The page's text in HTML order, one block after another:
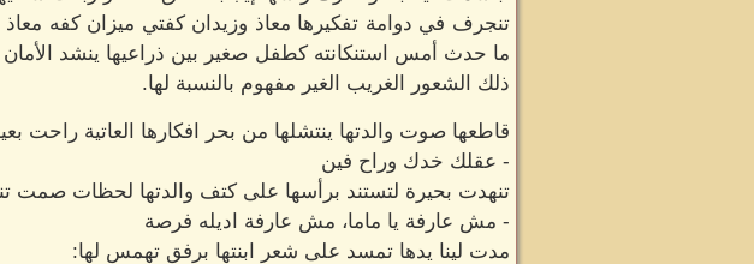
تنجرف في دوامة تفكيرها معاذ وزيدان كفتي ميزان كفه
ما حدث أمس استنكانته كطفل صغير بين ذراعيها ينشد
ذلك الشعور الغريب الغير مفهوم بالنسبة لها.
قاطعها صوت والدتها ينتشلها من بحر افكارها العاتية راحت
- عقلك خدك وراح فين
تنهدت بحيرة لتستند برأسها على كتف والدتها لحظات صمت
- مش عارفة يا ماما، مش عارفة اديله فرصة
مدت لينا يدها تمسد على شعر ابنتها برفق تهمس لها: